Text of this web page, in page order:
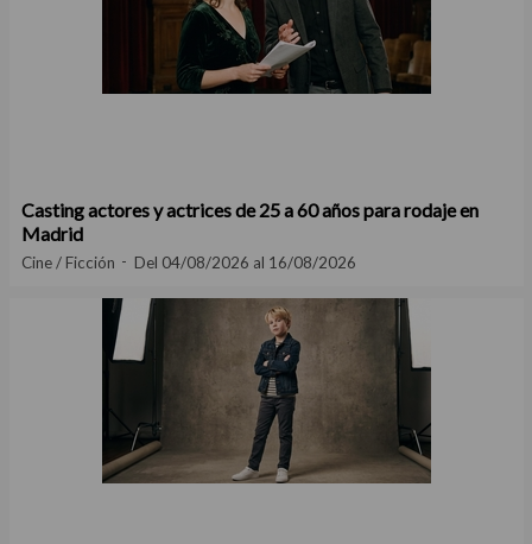
Casting actores y actrices de 25 a 60 años para rodaje en
Madrid
Cine / Ficción Del 04/08/2026 al 16/08/2026